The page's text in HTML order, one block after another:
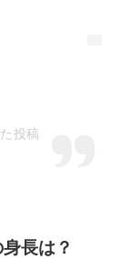
投稿
長は？